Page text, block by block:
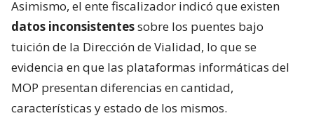
Asimismo, el ente fiscalizador indicó que existen
datos inconsistentessobre los puentes bajo
tuición de la Dirección de Vialidad, lo que se
evidencia en que las plataformas informáticas del
MOP presentan diferencias en cantidad,
características y estado de los mismos.